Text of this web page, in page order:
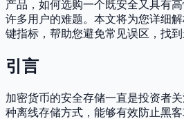
产品，如何选购一个既安全又具有
许多用户的难题。本文将为您详细
键指标，帮助您避免常见误区，找到
引言
加密货币的安全存储一直是投资者
种离线存储方式，能够有效防止黑